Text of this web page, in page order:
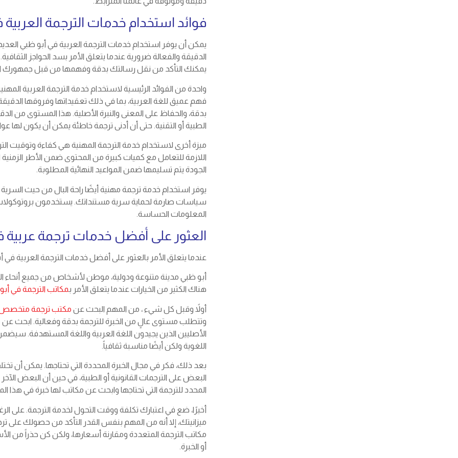
فوائد استخدام خدمات الترجمة
يمكن أن يوفر استخدام خدمات الترجمة العربية في أبو ظبي
الدقيقة والفعالة ضرورية عندما يتعلق الأمر بسد الحواجز
يمكنك التأكد من نقل رسالتك بدقة وفهمها من قبل
واحدة من الفوائد الرئيسية لاستخدام خدمة الترجمة العربية
فهم عميق للغة العربية، بما في ذلك تعقيداتها وفروقها
بدقة، والحفاظ على المعنى والنبرة الأصلية. هذا المستوى من
الطبية أو التقنية. حتى أن أدنى ترجمة خاطئة يمكن أن يكون لها
ميزة أخرى لاستخدام خدمة الترجمة المهنية هي كفاءة وتوقيت
اللازمة للتعامل مع كميات كبيرة من المحتوى ضمن الأطر
الجودة يتم تسليمها ضمن المواعيد النهائية المطلوبة.
يوفر استخدام خدمة ترجمة مهنية أيضًا راحة البال من حيث
سياسات صارمة لحماية سرية مستنداتك. يستخدمون بروتوكولات
المعلومات الحساسة.
العثور على أفضل خدمات ترجمة عربية
عندما يتعلق الأمر بالعثور على أفضل خدمات الترجمة العربية
أبو ظبي مدينة متنوعة ودولية، موطن لأشخاص من جميع أنحاء
هناك الكثير من الخيارات عندما يتعلق الأمر بمكاتب الترجمة في
أولاً وقبل كل شيء ، من المهم البحث عن مكتب ترجمة متخصص
وتتطلب مستوى عالٍ من الخبرة للترجمة بدقة وفعالية. ابحث عن
الأصليين الذين يجيدون اللغة العربية واللغة المستهدفة.
اللغوية ولكن أيضًا مناسبة ثقافياً.
بعد ذلك، فكر في مجال الخبرة المحددة التي تحتاجها. يمكن أن
البعض على الترجمات القانونية أو الطبية، في حين أن البعض
المحدد للترجمة التي تحتاجها وابحث عن مكاتب لها خبرة في هذا
أخيرًا، ضع في اعتبارك تكلفة ووقت التحول لخدمة الترجمة. على
ميزانيتك، إلا أنه من المهم بنفس القدر التأكد من حصولك على
مكاتب الترجمة المتعددة ومقارنة أسعارها، ولكن كن حذراً من
أو الخبرة.